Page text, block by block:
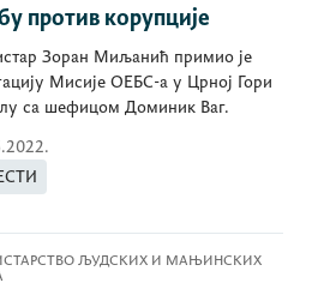
против корупције
Зоран Миљанић примио је
Мисије ОЕБС-а у Црној Гори
са шефицом Доминик Ваг.
ЉУДСКИХ И МАЊИНСКИХ